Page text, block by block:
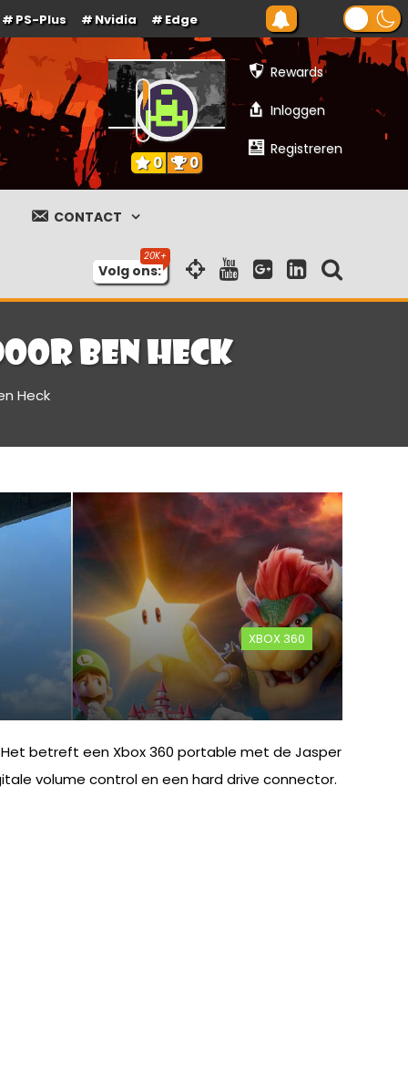
PS-Plus Nvidia Edge
Rewards
Inloggen
Registreren
0 0
CONTACT
Volg ons:
Ben Heck
Heck
XBOX 360
betreft een Xbox 360 portable met de Jasper
volume control en een hard drive connector.